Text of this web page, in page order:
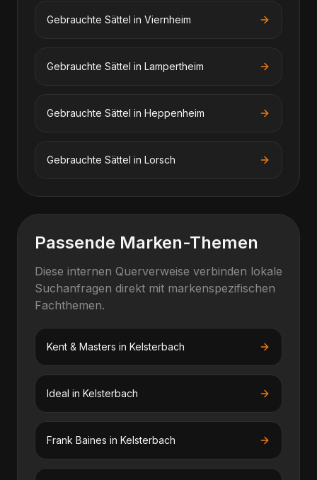
Gebrauchte Sättel in Viernheim
Gebrauchte Sättel in Lampertheim
Gebrauchte Sättel in Heppenheim
Gebrauchte Sättel in Lorsch
Passende Marken-Themen
Diese internen Querverweise verbinden lokale
Suchanfragen direkt mit markenspezifischen
Fachthemen.
Kent & Masters in Kelsterbach
Ideal in Kelsterbach
Frank Baines in Kelsterbach